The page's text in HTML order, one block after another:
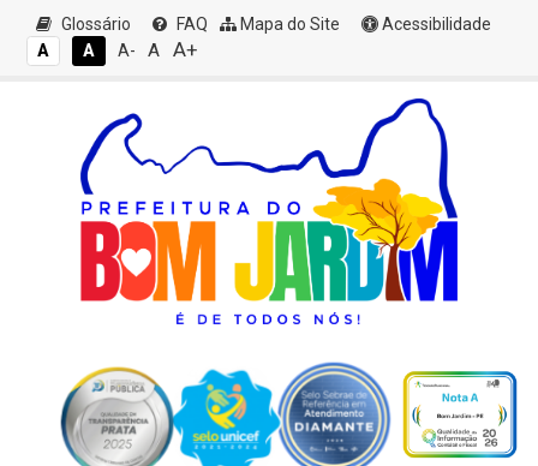
Glossário FAQ Mapa do Site
Acessibilidade
A
A A- A A+